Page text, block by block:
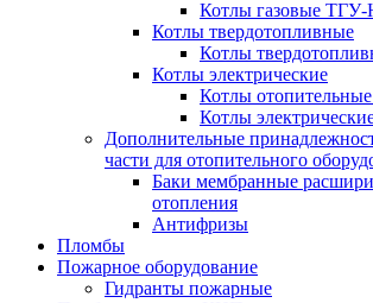
Котлы газовые
Котлы твердотопливные
Котлы
Котлы электрические
Котлы
Котлы
Дополнительные
части для отопительного
Баки мембранные
отопления
Антифризы
Пломбы
Пожарное оборудование
Гидранты пожарные